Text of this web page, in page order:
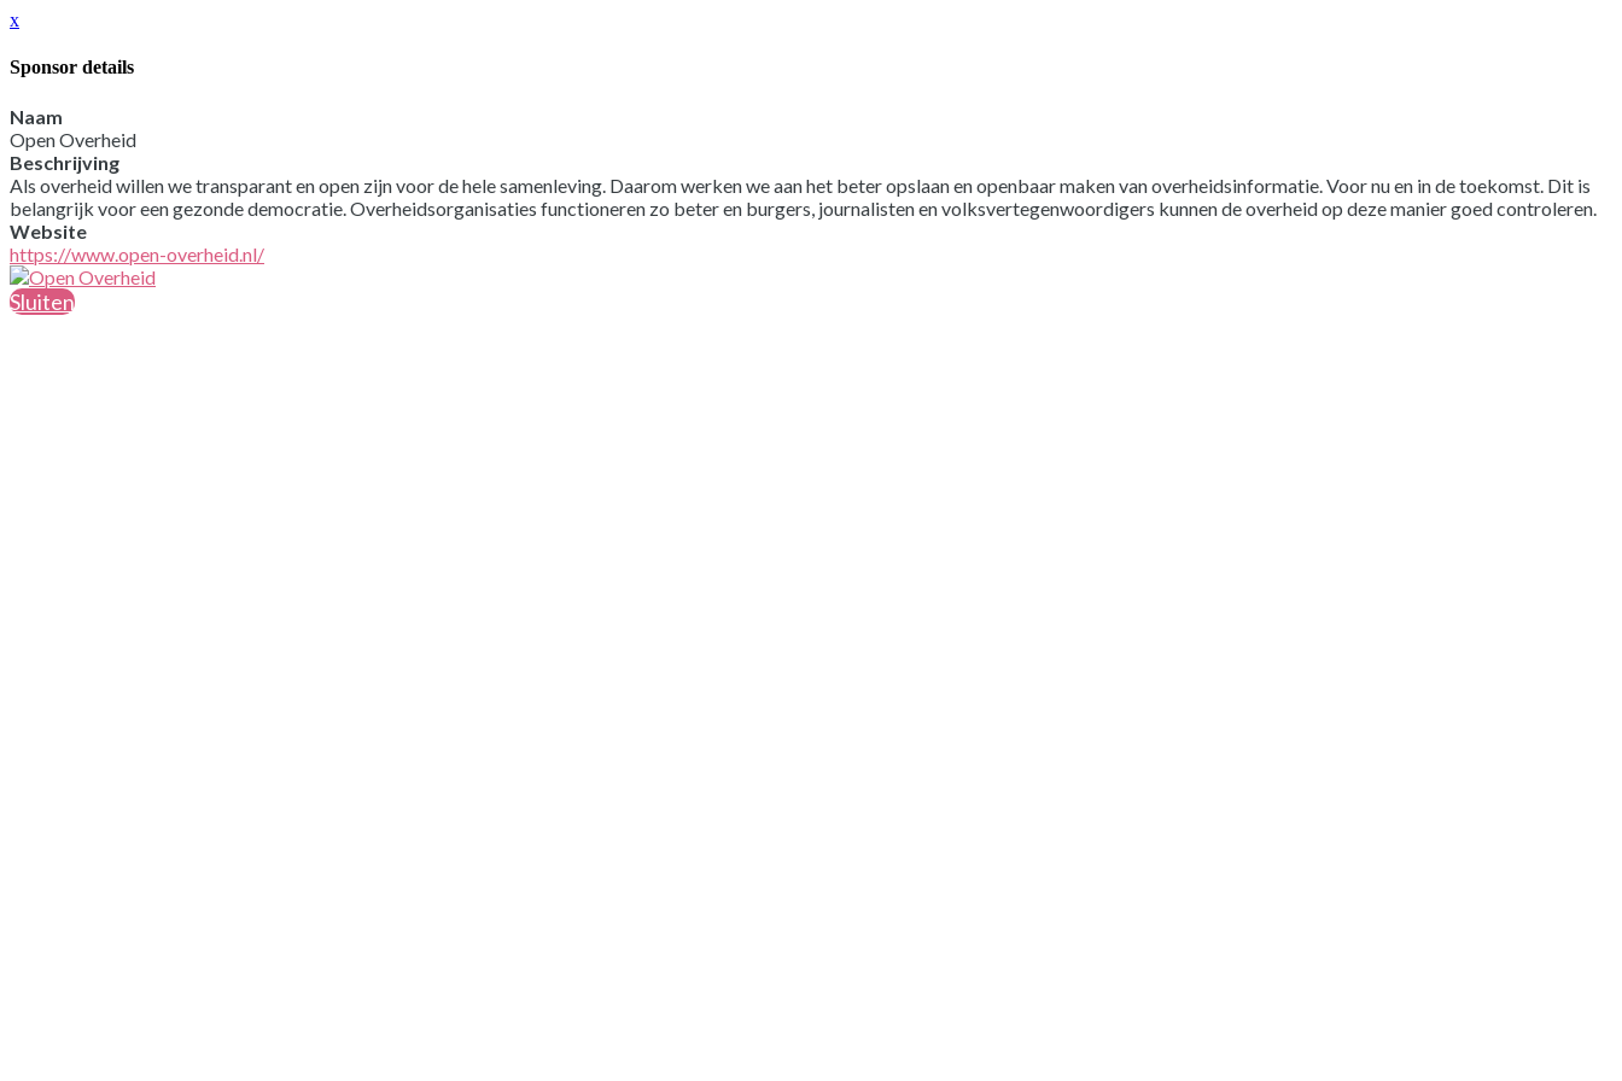
x
Sponsor details
Naam
Open Overheid
Beschrijving
Als overheid willen we transparant en open zijn voor de hele samenleving. Daarom werken we aan het beter opslaan en openbaar maken van overheidsinformatie. Voor nu en in de toekomst. Dit is
belangrijk voor een gezonde democratie. Overheidsorganisaties functioneren zo beter en burgers, journalisten en volksvertegenwoordigers kunnen de overheid op deze manier goed controleren.
Website
https://www.open-overheid.nl/
Sluiten